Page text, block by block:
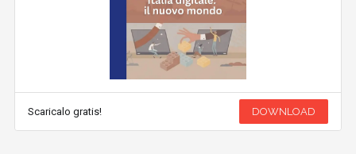
Scaricalo gratis! DOWNLOAD